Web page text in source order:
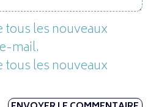
les nouveaux
mail.
les nouveaux